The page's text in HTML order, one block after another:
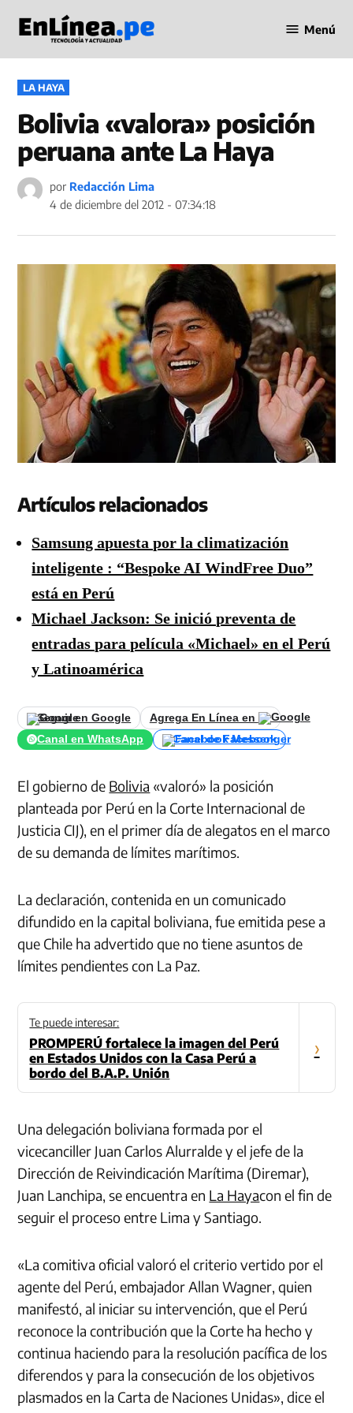
contenido
en Línea
Menú
PUBLICADO
EN
LA HAYA
Bolivia «valora» posición
peruana ante La Haya
por Redacción Lima
4 de diciembre del 2012 - 07:34:18
Artículos relacionados
Samsung apuesta por la climatización
inteligente : “Bespoke AI WindFree Duo”
está en Perú
Michael Jackson: Se inició preventa de
entradas para película «Michael» en el Perú
y Latinoamérica
Seguir en Google
Agrega En Línea en
Canal en WhatsApp
Canal de Facebook
El gobierno de Bolivia «valoró» la posición
planteada por Perú en la Corte Internacional de
Justicia CIJ), en el primer día de alegatos en el marco
de su demanda de límites marítimos.
La declaración, contenida en un comunicado
difundido en la capital boliviana, fue emitida pese a
que Chile ha advertido que no tiene asuntos de
límites pendientes con La Paz.
Te puede interesar:
PROMPERÚ fortalece la imagen del Perú
en Estados Unidos con la Casa Perú a
bordo del B.A.P. Unión
›
Una delegación boliviana formada por el
vicecanciller Juan Carlos Alurralde y el jefe de la
Dirección de Reivindicación Marítima (Diremar),
Juan Lanchipa,se encuentra en La Hayacon el fin de
seguir el proceso entre Lima y Santiago.
«La comitiva oficial valoró el criterio vertido por el
agente del Perú, embajador Allan Wagner, quien
manifestó, al iniciar su intervención, que el Perú
reconoce la contribución que la Corte ha hecho y
continua haciendo para la resolución pacífica de los
diferendos y para la consecución de los objetivos
plasmados en la Carta de Naciones Unidas», dice el